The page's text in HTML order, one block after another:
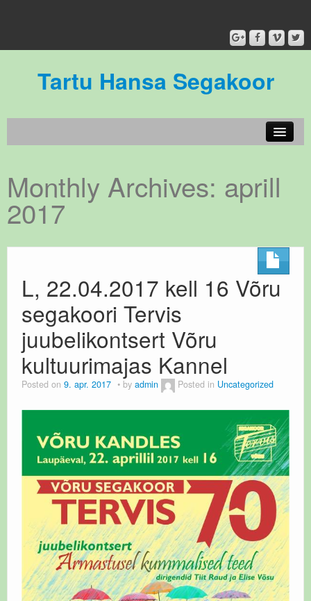
Tartu Hansa Segakoor
Meie inimesed
Galerii
Kontakt
Monthly Archives: aprill
2017
L, 22.04.2017 kell 16 Võru
segakoori Tervis
juubelikontsert Võru
kultuurimajas Kannel
Posted on 9. apr. 2017 by admin Posted in Uncategorized